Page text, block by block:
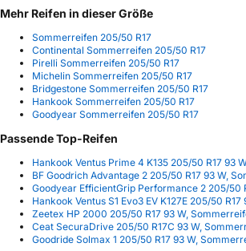
Mehr Reifen in dieser Größe
Sommerreifen 205/50 R17
Continental Sommerreifen 205/50 R17
Pirelli Sommerreifen 205/50 R17
Michelin Sommerreifen 205/50 R17
Bridgestone Sommerreifen 205/50 R17
Hankook Sommerreifen 205/50 R17
Goodyear Sommerreifen 205/50 R17
Passende Top-Reifen
Hankook Ventus Prime 4 K135 205/50 R17 93
BF Goodrich Advantage 2 205/50 R17 93 W,
Goodyear EfficientGrip Performance 2 205/50
Hankook Ventus S1 Evo3 EV K127E 205/50
Zeetex HP 2000 205/50 R17 93 W,
Ceat SecuraDrive 205/50 R17C 93 W,
Goodride Solmax 1 205/50 R17 93 W,